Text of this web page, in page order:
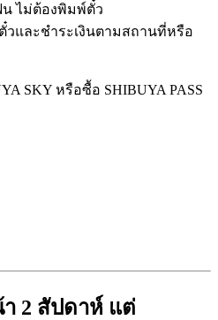
น ไม่ต้องพิมพ์ตั๋ว
วและชำระเงินตามสถานที่หรือ
SKY หรือซื้อ SHIBUYA PASS
2 สัปดาห์ แต่